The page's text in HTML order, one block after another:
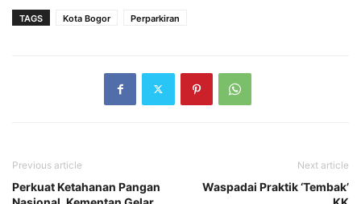
TAGS Kota Bogor Perparkiran
Previous article
Perkuat Ketahanan Pangan
Next article
Waspadai Praktik ‘Tembak’